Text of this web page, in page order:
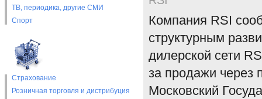
ТВ, периодика, другие СМИ
Спорт
Страхование
Розничная торговля и дистрибуция
Компания RSI
структурным
дилерской сети
за продажи через
Московский